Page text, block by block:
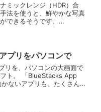
ナミックレンジ（HDR）合
法を使うと、鮮やかな写真
できるそうです。
＝＝＝＝＝＝＝＝...
プリをパソコンで
リを、パソコンの大画面で
ト。 「BlueStacks App
ないアプリも、たくさんあ